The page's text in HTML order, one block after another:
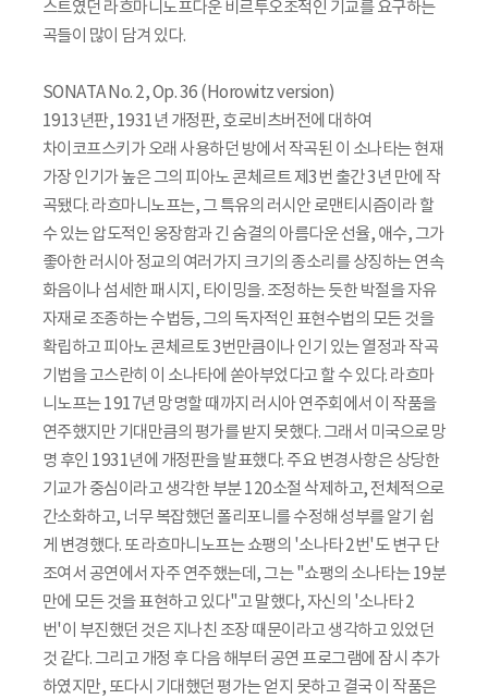
스트였던 라흐마니노프다운 비르투오조적인 기교를 요구하는
곡들이 많이 담겨 있다.
SONATA No. 2, Op. 36 (Horowitz version)
1913년판, 1931년 개정판, 호로비츠버전에 대하여
차이코프스키가 오래 사용하던 방에서 작곡된 이 소나타는 현재
가장 인기가 높은 그의 피아노 콘체르트 제3번 출간 3년 만에 작
곡됐다. 라흐마니노프는, 그 특유의 러시안 로맨티시즘이라 할
수 있는 압도적인 웅장함과 긴 숨결의 아름다운 선율, 애수, 그가
좋아한 러시아 정교의 여러가지 크기의 종소리를 상징하는 연속
화음이나 섬세한 패시지, 타이밍을. 조정하는 듯한 박절을 자유
자재로 조종하는 수법등, 그의 독자적인 표현수법의 모든 것을
확립하고 피아노 콘체르토 3번만큼이나 인기 있는 열정과 작곡
기법을 고스란히 이 소나타에 쏟아부었다고 할 수 있다. 라흐마
니노프는 1917년 망명할 때까지 러시아 연주회에서 이 작품을
연주했지만 기대만큼의 평가를 받지 못했다. 그래서 미국으로 망
명 후인 1931년에 개정판을 발표했다. 주요 변경사항은 상당한
기교가 중심이라고 생각한 부분 120소절 삭제하고, 전체적으로
간소화하고, 너무 복잡했던 폴리포니를 수정해 성부를 알기 쉽
게 변경했다. 또 라흐마니노프는 쇼팽의 '소나타 2번'도 변구 단
조여서 공연에서 자주 연주했는데, 그는 "쇼팽의 소나타는 19분
만에 모든 것을 표현하고 있다"고 말했다, 자신의 '소나타 2
번'이 부진했던 것은 지나친 조장 때문이라고 생각하고 있었던
것 같다. 그리고 개정 후 다음 해부터 공연 프로그램에 잠시 추가
하였지만, 또다시 기대했던 평가는 얻지 못하고 결국 이 작품은